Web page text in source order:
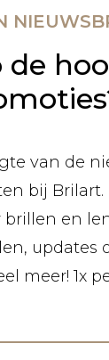
van de
bij Brilart.
brillen en
updates
meer! 1x